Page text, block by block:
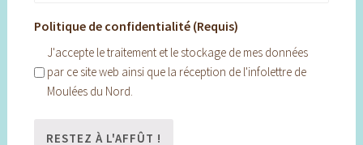
Politique de confidentialité (Requis)
J'accepte le traitement et le stockage de mes données
par ce site web ainsi que la réception de l'infolettre de
Moulées du Nord.